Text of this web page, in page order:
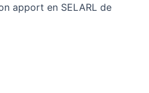
apport en SELARL de